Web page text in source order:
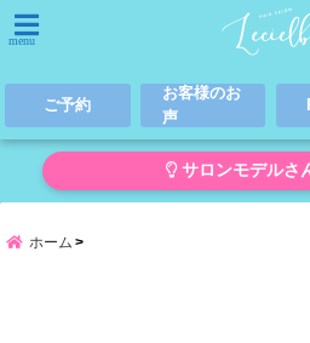
menu
ご予約
お客様のお
声
サロンモデルさ
ホーム